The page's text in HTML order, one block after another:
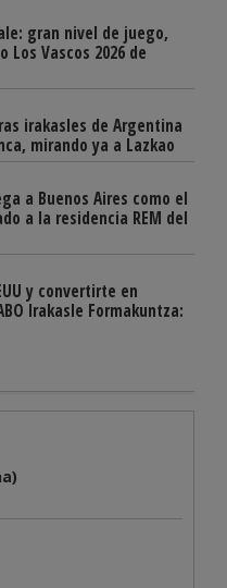
gran nivel de juego,
Vascos 2026 de
irakasles de Argentina
mirando ya a Lazkao
a Buenos Aires como el
a la residencia REM del
y convertirte en
Irakasle Formakuntza: